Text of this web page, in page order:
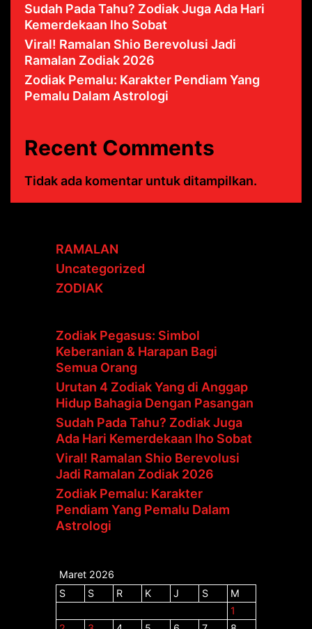
Sudah Pada Tahu? Zodiak Juga Ada Hari
Kemerdekaan lho Sobat
Viral! Ramalan Shio Berevolusi Jadi
Ramalan Zodiak 2026
Zodiak Pemalu: Karakter Pendiam Yang
Pemalu Dalam Astrologi
Recent Comments
Tidak ada komentar untuk ditampilkan.
RAMALAN
Uncategorized
ZODIAK
Zodiak Pegasus: Simbol
Keberanian & Harapan Bagi
Semua Orang
Urutan 4 Zodiak Yang di Anggap
Hidup Bahagia Dengan Pasangan
Sudah Pada Tahu? Zodiak Juga
Ada Hari Kemerdekaan lho Sobat
Viral! Ramalan Shio Berevolusi
Jadi Ramalan Zodiak 2026
Zodiak Pemalu: Karakter
Pendiam Yang Pemalu Dalam
Astrologi
Maret 2026
S
S R K J S
M
1